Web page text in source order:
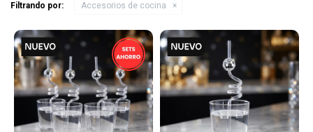
Filtrando por: Accesorios de cocina